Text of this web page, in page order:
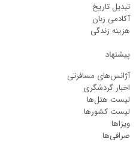
تبدیل تاریخ
آکادمی زبان
هزینه زندگی
پیشنهاد
آژانس‌های مسافرتی
اخبار گردشگری
لیست هتل‌ها
لیست کشورها
ویزاها
صرافی‌ها